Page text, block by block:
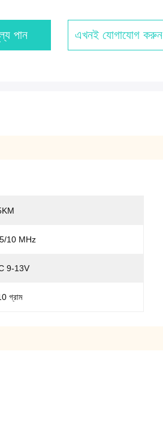
পান এখনই যোগাযোগ করুন
10 MHz
9-13V
গ্রাম